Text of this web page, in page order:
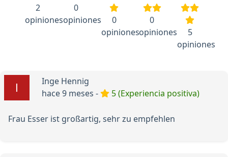
2
opiniones
0
opiniones
0
opiniones
0
opiniones
5
opiniones
Inge Hennig
hace 9 meses -
5 (Experiencia positiva)
Frau Esser ist großartig, sehr zu empfehlen